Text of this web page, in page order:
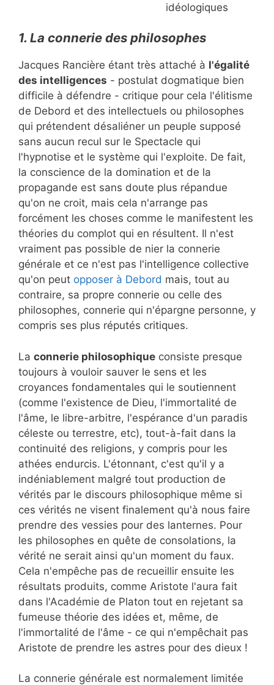
idéologiques
1. La connerie des philosophes
Jacques Rancière étant très attaché à l'égalité
des intelligences - postulat dogmatique bien
difficile à défendre - critique pour cela l'élitisme
de Debord et des intellectuels ou philosophes
qui prétendent désaliéner un peuple supposé
sans aucun recul sur le Spectacle qui
l'hypnotise et le système qui l'exploite. De fait,
la conscience de la domination et de la
propagande est sans doute plus répandue
qu'on ne croit, mais cela n'arrange pas
forcément les choses comme le manifestent les
théories du complot qui en résultent. Il n'est
vraiment pas possible de nier la connerie
générale et ce n'est pas l'intelligence collective
qu'on peut opposer à Debord mais, tout au
contraire, sa propre connerie ou celle des
philosophes, connerie qui n'épargne personne, y
compris ses plus réputés critiques.
La connerie philosophique consiste presque
toujours à vouloir sauver le sens et les
croyances fondamentales qui le soutiennent
(comme l'existence de Dieu, l'immortalité de
l'âme, le libre-arbitre, l'espérance d'un paradis
céleste ou terrestre, etc), tout-à-fait dans la
continuité des religions, y compris pour les
athées endurcis. L'étonnant, c'est qu'il y a
indéniablement malgré tout production de
vérités par le discours philosophique même si
ces vérités ne visent finalement qu'à nous faire
prendre des vessies pour des lanternes. Pour
les philosophes en quête de consolations, la
vérité ne serait ainsi qu'un moment du faux.
Cela n'empêche pas de recueillir ensuite les
résultats produits, comme Aristote l'aura fait
dans l'Académie de Platon tout en rejetant sa
fumeuse théorie des idées et, même, de
l'immortalité de l'âme - ce qui n'empêchait pas
Aristote de prendre les astres pour des dieux !
La connerie générale est normalement limitée